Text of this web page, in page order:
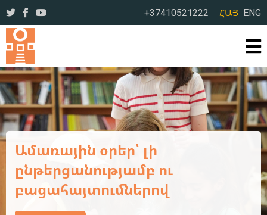
+37410521222 ՀԱՅ ENG
Ավարտվեց ևս մեկ եռօրյա
վերապատրաստման
դասընթաց